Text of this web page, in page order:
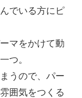
でいる方にピ
マをかけて動
つ。
うので、パー
囲気をつくる